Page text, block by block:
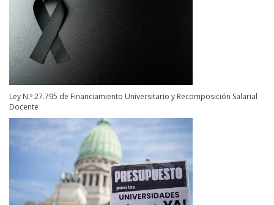
Ley N.º 27.795 de Financiamiento Universitario y Recomposición Salarial
Docente